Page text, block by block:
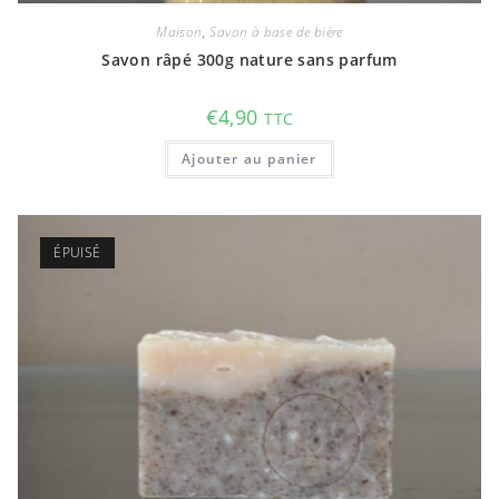
Maison,Savon à base de bière
Savon râpé 300g nature sans parfum
€4,90 TTC
Ajouter au panier
ÉPUISÉ